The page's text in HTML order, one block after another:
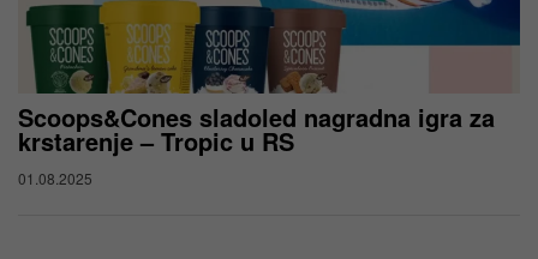
Scoops&Cones sladoled nagradna igra za
krstarenje – Tropic u RS
01.08.2025